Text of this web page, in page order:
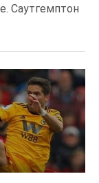
Саутгемптон